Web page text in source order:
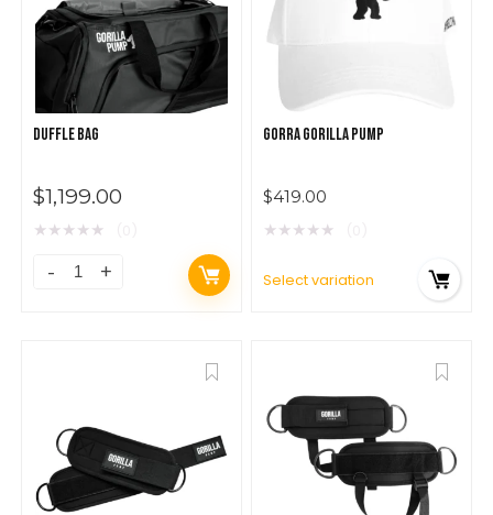
DUFFLE BAG
$1,199.00
★★★★★
GORRA GORILLA PUMP
$419.00
★★★★★
Select variation